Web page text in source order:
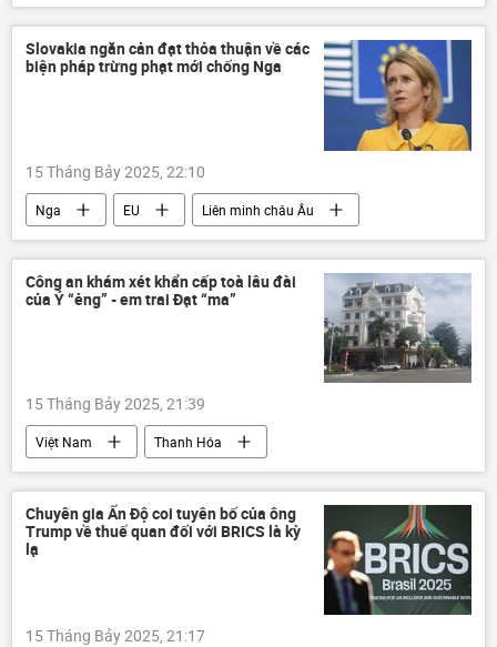
Nga
Ukraina
Cuộc khủng hoảng ở Ukraina
Donald Trump
Hoa Kỳ
NATO
Sergey Lavrov
Quan điểm-Ý kiến
Slovakia ngăn cản đạt thỏa thuận về các
biện pháp trừng phạt mới chống Nga
15 Tháng Bảy 2025, 22:10
Nga EU
Liên minh châu Âu
thông tin
Slovakia
Thế giới
trừng phạt
Các biện pháp trừng phạt chống Nga
Công an khám xét khẩn cấp toà lâu đài
của Ý “ẻng” - em trai Đạt “ma”
15 Tháng Bảy 2025, 21:39
Việt Nam
Thanh Hóa
Công an Thanh Hóa
thông tin
Pháp luật
cảnh sát
Chuyên gia Ấn Độ coi tuyên bố của ông
Trump về thuế quan đối với BRICS là kỳ
lạ
15 Tháng Bảy 2025, 21:17